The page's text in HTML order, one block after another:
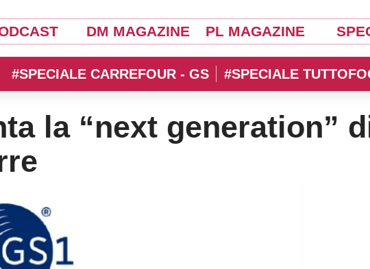
DM MAGAZINE PL MAGAZINE
#SPECIALE CARREFOUR - GS #SPECIALE
la “next generation”